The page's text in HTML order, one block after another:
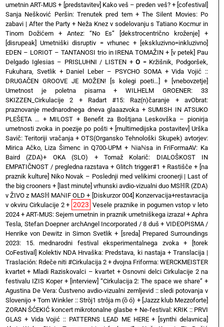
umetnin ART-MUS + [predstavitev] Kako veš – preden veš?+ [cofestival]
Sanja Nešković Peršin: Trenutek pred tem+The Silent Movies: Po
zabavi | After the Party + Neža Knez v sodelovanju s Tatiano Kocmur in
Tinom Dožićem + Antez: “No Es” [dekstrocentrično kroženje]
+
[disrupeak] Umetniški disruptiv = vrhunec+
[ekskluzivno=inkluzivno]
EDEN – LORIOT – TANTANOSI trio in IRENA TOMAŽIN + [v petek] Pau
Delgado Iglesias – PRISLUHNI / LISTEN +O = Kržišnik, Podgoršek,
Fukuhara, Svetlik + Daniel Leber – PSYCHO SOMA+Vida Vojić ::
DRUGAČEN GROOVE JE MOŽEN! [s kolegi poeti…]
+
[vnebovzetje]
Umetnost je poletna pisarna+WILHELM GROENER: 33
SKIZZEN_Cirkulacije 2 + Radart #15: Raz(n)čaranje +avObrat:
praznovanje mednarodnega dneva glaaazvoka +SUMISH IN ATSUKO
PLEŠETA … + MILOST + Benefit za Boštjana Leskovška – pionirja
umetnosti zvoka in poezije po pošti+ [multimedijska postavitev] Urška
Savič: Teritoriji vračanja+OTS(Organsko Tehnološki Skupek) avtorjev:
Mirica Ačko, Liza Šimenc in Q700-UPM + ℕiaℕsa in FriFormaAV: Ka
Baird (ZDA)+ OKA (SLO) + Tomaž Kolarič: DIALOŠKOST IN
EMPATIČNOST / pregledna razstava +Glitch trigger#1 + Rastišče + [na
praznik kulture] Niko Novak – Poslednji med velikimi croonerji | Last of
the big crooners + [last minute] vrhunski avdio-vizualni duo MSℍℝ (ZDA)
v ŽIVO z MASℍ MAℕIF OLD + [Diskurzor 004] Konzervacija+restavracija
v okviru Cirkulacije 2+ 2023 Vesele praznike in pogumen vstop v leto
2024 +ART-MUS: Sejem umetnin in praznik umetniškega izraza!+Aphra
Tesla, Stefan Doepner archAngel Incorporated / 8 duš + VIDEOPISMA /
Henrike von Dewitz in Simon Svetlik + [sreda] Prepared Surroundings
2023: 15. mednarodni festival eksperimentalnega zvoka+
[torek
CoFestival] Kolektiv NDA Hrvaška: Predstava, ki nastaja+ Translacija |
Traslación: Rdeče niti #Cirkulacija 2 + dvojna Friforma: WERCKMEISTER
kvartet + Mladi Raziskovalci – kvartet +Osnovni delci Cirkulacije 2 na
festivalu IZIS Koper+ [interview] “Cirkulacija 2: The space we share” +
Agustina De Vera: Čustveno avdio-vizualni zemljevid :: sledi potovanja v
Slovenijo +Tom Winkler :: Stròj1 strôja m (ȍ ó) + [Jazzz klub Mezzoforte]
ZORAN ŠĆEKIĆ koncert mikrotonalne glasbe+ Ne-festival: KRIK :: PRVI
GLAS + Vida Vojić :: PATTERNS LEAD ME HERE+ [synthi delavnica]